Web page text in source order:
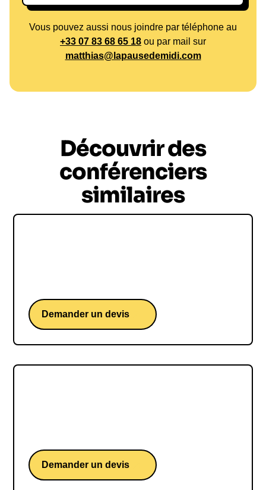
Vous pouvez aussi nous joindre par téléphone au
+33 07 83 68 65 18 ou par mail sur
matthias@lapausedemidi.com
Découvrir des
conférenciers
similaires
Demander un devis
Demander un devis